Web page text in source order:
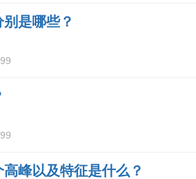
是哪些？
峰以及特征是什么？